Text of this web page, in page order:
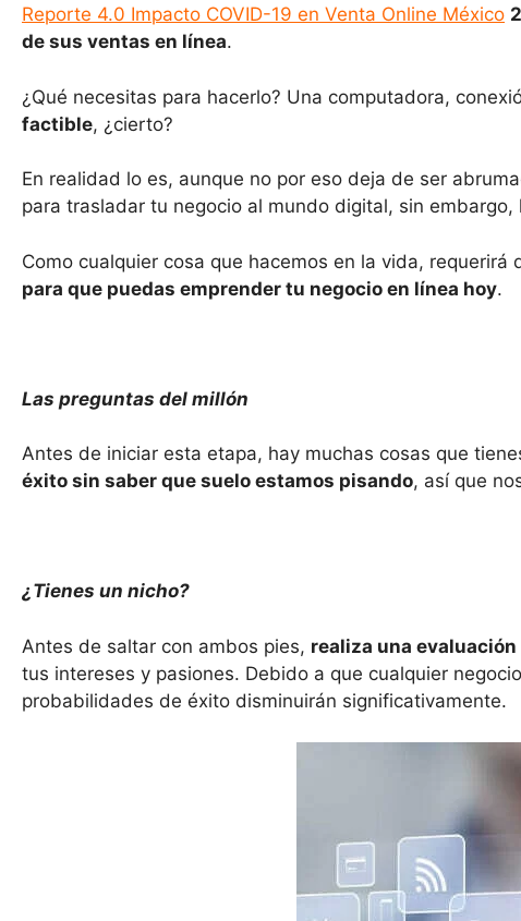
Reporte 4.0 Impacto COVID-19 en Venta Online México
de sus ventas en línea.
¿Qué necesitas para hacerlo? Una computadora,
factible, ¿cierto?
En realidad lo es, aunque no por eso deja de ser
para trasladar tu negocio al mundo digital, sin
Como cualquier cosa que hacemos en la vida,
para que puedas emprender tu negocio en línea hoy.
Las preguntas del millón
Antes de iniciar esta etapa, hay muchas cosas que
éxito sin saber que suelo estamos pisando, así que
¿Tienes un nicho?
Antes de saltar con ambos pies, realiza una
tus intereses y pasiones. Debido a que cualquier
probabilidades de éxito disminuirán significativamente.